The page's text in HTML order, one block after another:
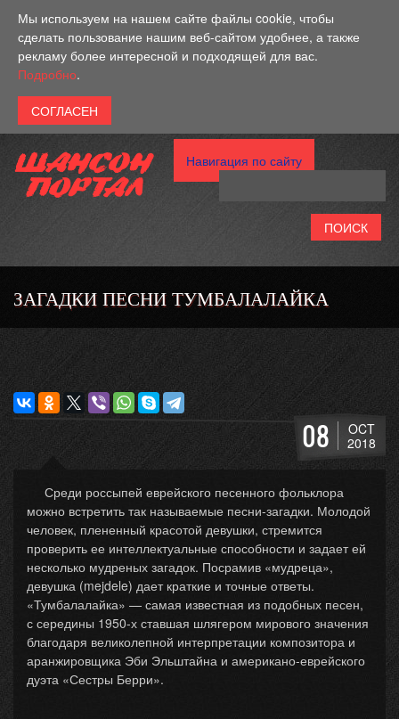
Мы используем на нашем сайте файлы cookie, чтобы
сделать пользование нашим веб-сайтом удобнее, а также
рекламу более интересной и подходящей для вас.
Подробно.
Навигация по сайту
ЗАГАДКИ ПЕСНИ ТУМБАЛАЛАЙКА
08
OCT
2018
Среди россыпей еврейского песенного фольклора
можно встретить так называемые песни-загадки. Молодой
человек, плененный красотой девушки, стремится
проверить ее интеллектуальные способности и задает ей
несколько мудреных загадок. Посрамив «мудреца»,
девушка (mejdele) дает краткие и точные ответы.
«Тумбалалайка» — самая известная из подобных песен,
с середины 1950-х ставшая шлягером мирового значения
благодаря великолепной интерпретации композитора и
аранжировщика Эби Эльштайна и американо-еврейского
дуэта «Сестры Берри».